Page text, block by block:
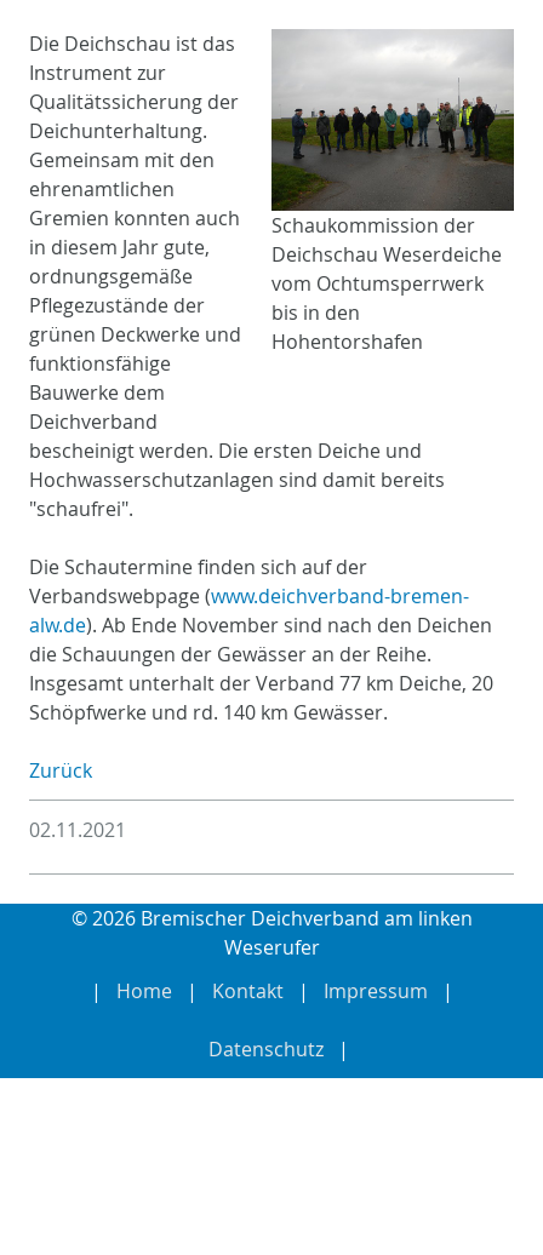
Schaukommission der
Deichschau Weserdeiche
vom Ochtumsperrwerk
bis in den
Hohentorshafen
Die Deichschau ist das
Instrument zur
Qualitätssicherung der
Deichunterhaltung.
Gemeinsam mit den
ehrenamtlichen
Gremien konnten auch
in diesem Jahr gute,
ordnungsgemäße
Pflegezustände der
grünen Deckwerke und
funktionsfähige
Bauwerke dem
Deichverband
bescheinigt werden. Die ersten Deiche und
Hochwasserschutzanlagen sind damit bereits
"schaufrei".
Die Schautermine finden sich auf der
Verbandswebpage (www.deichverband-bremen-
alw.de). Ab Ende November sind nach den Deichen
die Schauungen der Gewässer an der Reihe.
Insgesamt unterhalt der Verband 77 km Deiche, 20
Schöpfwerke und rd. 140 km Gewässer.
Zurück
02.11.2021
© 2026 Bremischer Deichverband am linken
Weserufer
Home
Kontakt Impressum
Datenschutz